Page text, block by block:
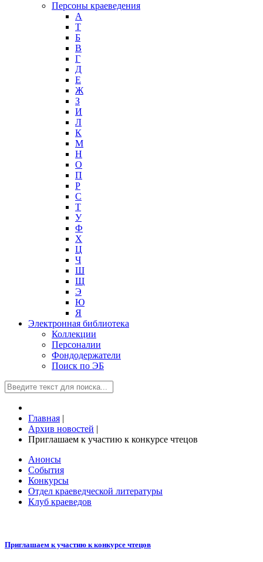
Персоны краеведения
А
T
Б
В
Г
Д
Е
Ж
З
И
Л
К
М
Н
О
П
Р
С
Т
У
Ф
Х
Ц
Ч
Ш
Щ
Э
Ю
Я
Электронная библиотека
Коллекции
Персоналии
Фондодержатели
Поиск по ЭБ
Главная |
Архив новостей |
Приглашаем к участию к конкурсе чтецов
Анонсы
События
Конкурсы
Отдел краеведческой литературы
Клуб краеведов
Приглашаем к участию к конкурсе чтецов